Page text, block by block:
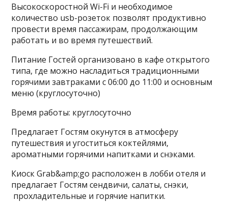
Высокоскоростной Wi-Fi и необходимое
количество usb-розеток позволят продуктивно
провести время пассажирам, продолжающим
работать и во время путешествий.
Питание Гостей организовано в кафе открытого
типа, где можно насладиться традиционными
горячими завтраками с 06:00 до 11:00 и основным
меню (круглосуточно)
Время работы: круглосуточно
Предлагает Гостям окунутся в атмосферу
путешествия и угоститься коктейлями,
ароматными горячими напитками и снэками.
Киоск Grab&amp;go расположен в лобби отеля и
предлагает Гостям сендвичи, салаты, снэки,
прохладительные и горячие напитки.